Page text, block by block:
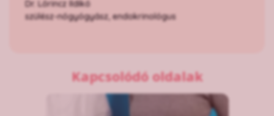
Dr. Lőrincz Ildikó
szülész-nőgyógyász, endokrinológus
Kapcsolódó oldalak